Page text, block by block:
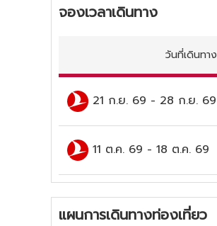
จองเวลาเดินทาง
วันที่เดินทาง
21 ก.ย. 69 - 28 ก.ย. 69
11 ต.ค. 69 - 18 ต.ค. 69
แผนการเดินทางท่องเที่ยว